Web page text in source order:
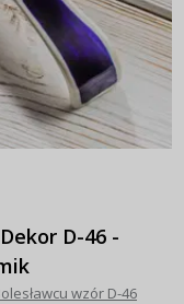
D-46 -
wzór D-46